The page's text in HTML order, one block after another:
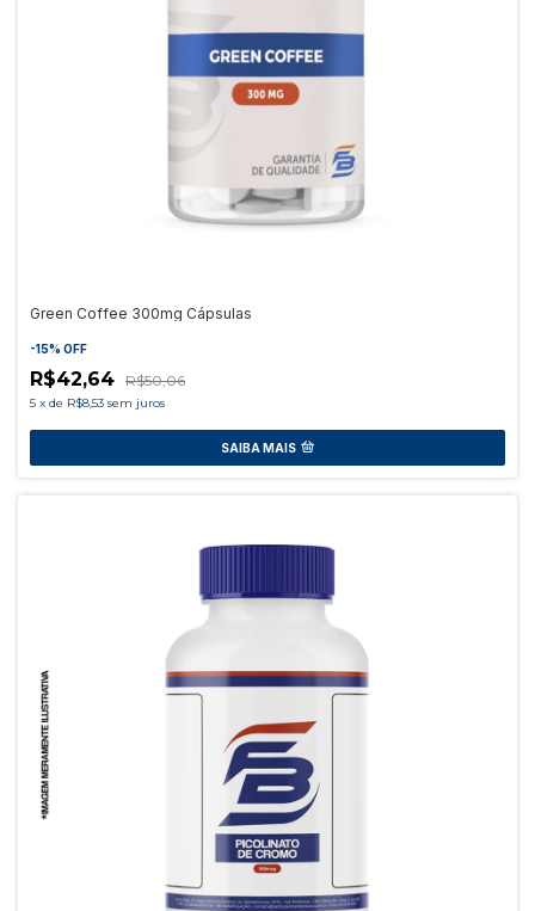
Green Coffee 300mg Cápsulas
-15% OFF
R$42,64 R$50,06
5 x de R$8,53 sem juros
SAIBA MAIS